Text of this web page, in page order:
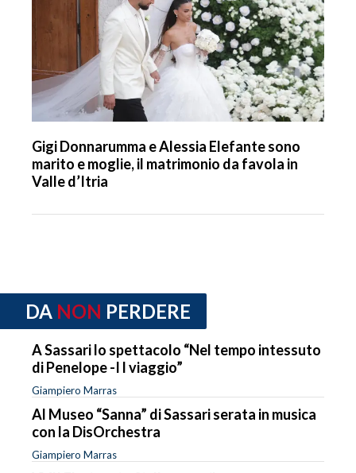
Gigi Donnarumma e Alessia Elefante sono
marito e moglie, il matrimonio da favola in
Valle d’Itria
DA NON PERDERE
A Sassari lo spettacolo “Nel tempo intessuto
di Penelope -I l viaggio”
Giampiero Marras
Al Museo “Sanna” di Sassari serata in musica
con la DisOrchestra
Giampiero Marras